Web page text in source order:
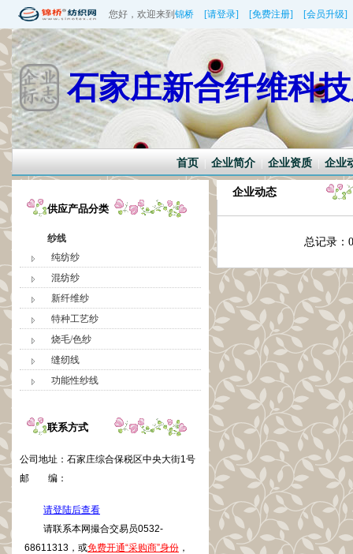
您好，欢迎来到 锦桥 [请登录] [免费注册] [会员升级]
石家庄新合纤维科
首页 企业简介 企业资质 企业
供应产品分类
纱线
纯纺纱
混纺纱
新纤维纱
特种工艺纱
烧毛/色纱
缝纫线
功能性纱线
联系方式
公司地址： 石家庄综合保税区中央大街1号
邮 编：
请登陆后查看
请联系本网撮合交易员0532-
68611313，或免费开通“采购商”身份 ，
企业动态
总记录：